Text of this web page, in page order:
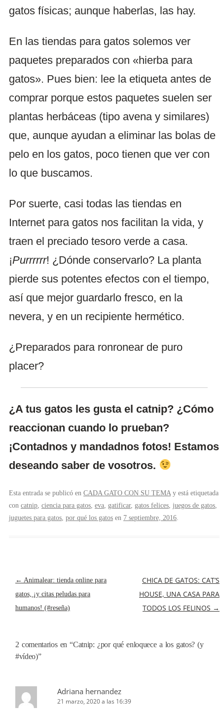
gatos físicas; aunque haberlas, las hay.
En las tiendas para gatos solemos ver
paquetes preparados con «hierba para
gatos». Pues bien: lee la etiqueta antes de
comprar porque estos paquetes suelen ser
plantas herbáceas (tipo avena y similares)
que, aunque ayudan a eliminar las bolas de
pelo en los gatos, poco tienen que ver con
lo que buscamos.
Por suerte, casi todas las tiendas en
Internet para gatos nos facilitan la vida, y
traen el preciado tesoro verde a casa.
¡Purrrrrr! ¿Dónde conservarlo? La planta
pierde sus potentes efectos con el tiempo,
así que mejor guardarlo fresco, en la
nevera, y en un recipiente hermético.
¿Preparados para ronronear de puro
placer?
¿A tus gatos les gusta el catnip? ¿Cómo
reaccionan cuando lo prueban?
¡Contadnos y mandadnos fotos! Estamos
deseando saber de vosotros.
Esta entrada se publicó en CADA GATO CON SU TEMA y está etiquetada
con catnip ciencia para gatos eva gatificar, gatos felices juegos de gatos
juguetes para gatos por qué los gatos en 7 septiembre, 2016
NAVEGACIÓN
DE
ENTRADAS
← Animalear: tienda online para
gatos, ¡y citas peludas para
humanos! (#reseña)
CHICA DE GATOS: CAT’S
HOUSE, UNA CASA PARA
TODOS LOS FELINOS →
2 comentarios en “Catnip: ¿por qué enloquece a los gatos? (y
#vídeo)”
Adriana hernandez
21 marzo, 2020 a las 16:39